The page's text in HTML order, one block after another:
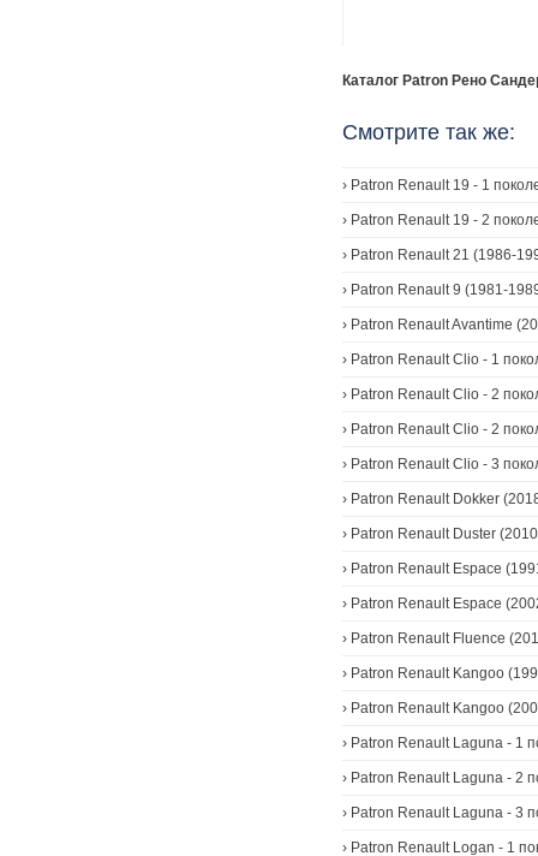
Каталог Patron Рено
Смотрите так же:
› Patron Renault 19 - 1
› Patron Renault 19 - 2
› Patron Renault 21 (1986-
› Patron Renault 9 (1981-
› Patron Renault Avantime
› Patron Renault Clio - 1
› Patron Renault Clio - 2
› Patron Renault Clio - 2
› Patron Renault Clio - 3
› Patron Renault Dokker
› Patron Renault Duster
› Patron Renault Espace
› Patron Renault Espace
› Patron Renault Fluence
› Patron Renault Kangoo
› Patron Renault Kangoo
› Patron Renault Laguna - 1
› Patron Renault Laguna - 2
› Patron Renault Laguna - 3
› Patron Renault Logan - 1